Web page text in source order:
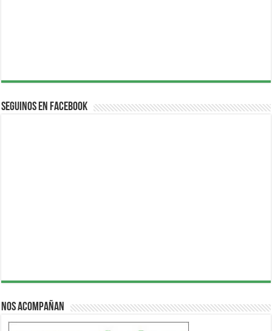
Seguinos en Facebook
Nos acompañan